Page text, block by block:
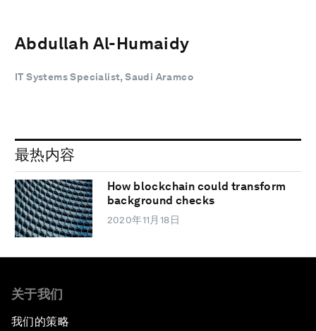
Abdullah Al-Humaidy
IT Systems Specialist, Saudi Aramco
最热内容
How blockchain could transform
background checks
2020年11月18日
关于我们
我们的策略